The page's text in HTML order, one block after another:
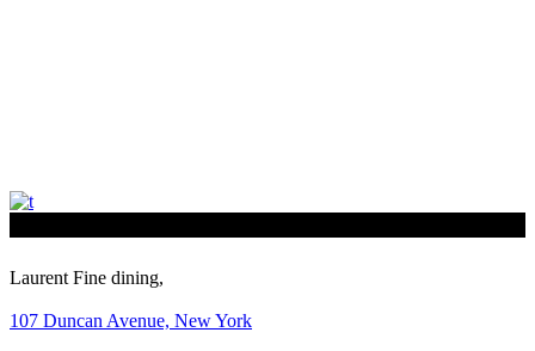
Laurent Fine dining,
107 Duncan Avenue, New York